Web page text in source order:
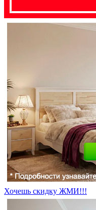
Хочешь скидку ЖМИ!!!